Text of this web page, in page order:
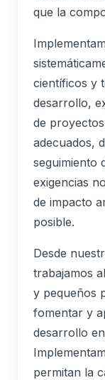
que la
científicos y
desarrollo,
de
adecuados,
seguimiento
exigencias
de impacto
posible.
Desde
trabajamos
y pequeños
fomentar y
desarrollo
permitan la